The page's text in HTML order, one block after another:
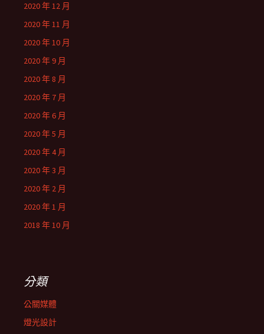
2020 年 12 月
2020 年 11 月
2020 年 10 月
2020 年 9 月
2020 年 8 月
2020 年 7 月
2020 年 6 月
2020 年 5 月
2020 年 4 月
2020 年 3 月
2020 年 2 月
2020 年 1 月
2018 年 10 月
分類
公關媒體
燈光設計